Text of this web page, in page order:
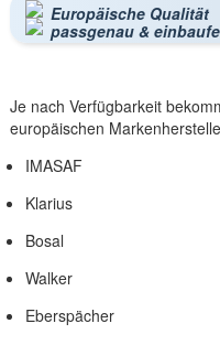
Europäische Qualität
passgenau &
Je nach Verfügbarkeit
europäischen
IMASAF
Klarius
Bosal
Walker
Eberspächer